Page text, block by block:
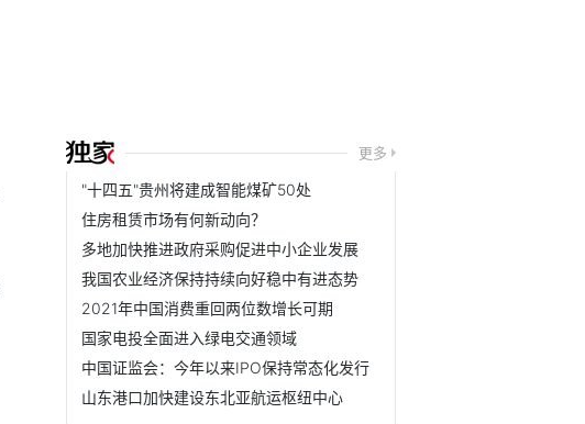
更多
"十四五"贵州将建成智能煤矿50处
住房租赁市场有何新动向？
多地加快推进政府采购促进中小企业发展
我国农业经济保持持续向好稳中有进态势
2021年中国消费重回两位数增长可期
国家电投全面进入绿电交通领域
中国证监会：今年以来IPO保持常态化发行
山东港口加快建设东北亚航运枢纽中心